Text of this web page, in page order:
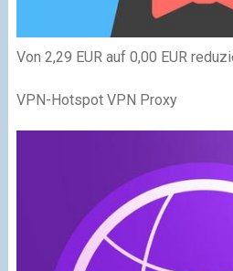
Von 2,29 EUR auf 0,00 EUR
VPN-Hotspot VPN Proxy